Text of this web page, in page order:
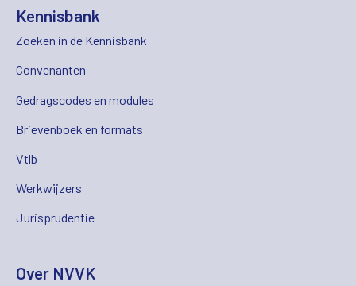
Kennisbank
Zoeken in de Kennisbank
Convenanten
Gedragscodes en modules
Brievenboek en formats
Vtlb
Werkwijzers
Jurisprudentie
Over NVVK